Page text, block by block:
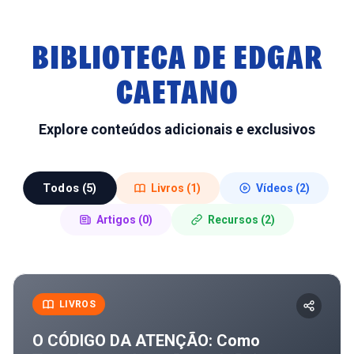
BIBLIOTECA DEEDGAR
CAETANO
Explore conteúdos adicionais e exclusivos
Todos (5) Livros (1) Vídeos (2)
Artigos (0) Recursos (2)
LIVROS
O CÓDIGO DA ATENÇÃO: Como